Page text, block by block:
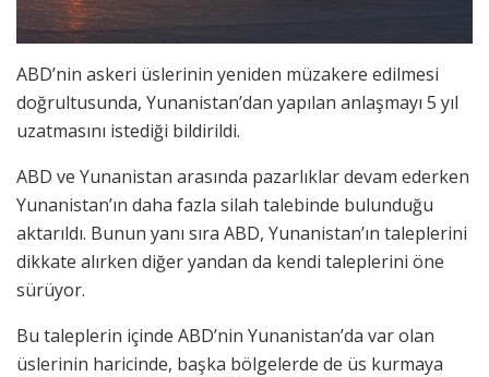
ABD’nin askeri üslerinin yeniden müzakere edilmesi
doğrultusunda, Yunanistan’dan yapılan anlaşmayı 5 yıl
uzatmasını istediği bildirildi.
ABD ve Yunanistan arasında pazarlıklar devam ederken
Yunanistan’ın daha fazla silah talebinde bulunduğu
aktarıldı. Bunun yanı sıra ABD, Yunanistan’ın taleplerini
dikkate alırken diğer yandan da kendi taleplerini öne
sürüyor.
Bu taleplerin içinde ABD’nin Yunanistan’da var olan
üslerinin haricinde, başka bölgelerde de üs kurmaya